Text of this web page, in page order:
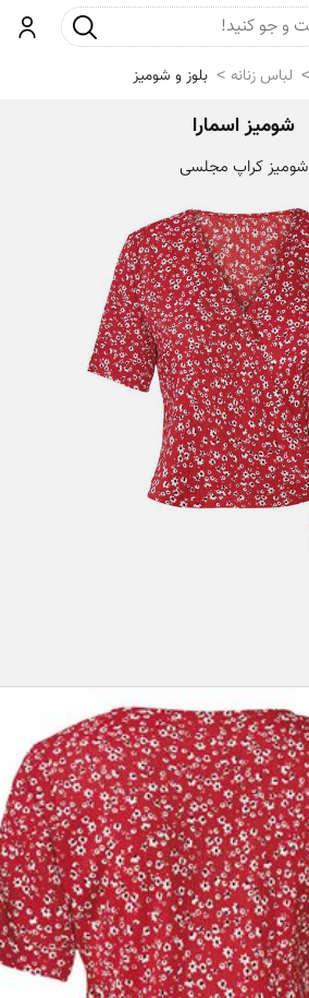
ورودجست و جو
لباس زنانه بلوز و شومیز
شومیز اسمارا
شومیز کراپ مجلسی